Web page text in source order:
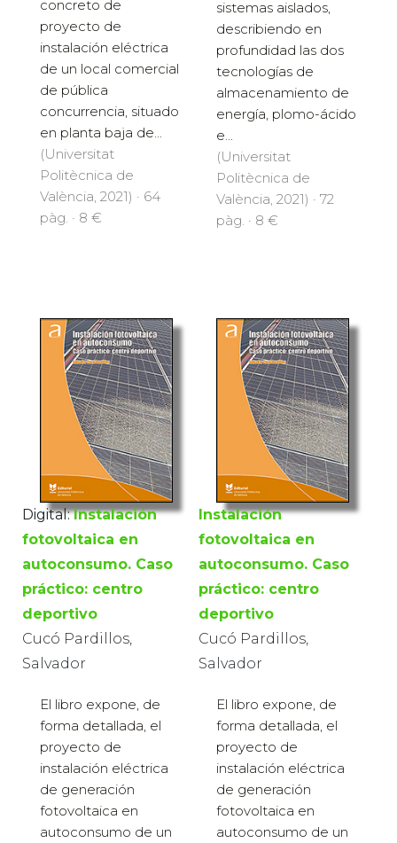
concreto de
proyecto de
instalación eléctrica
de un local comercial
de pública
concurrencia, situado
en planta baja de...
(Universitat
Politècnica de
València, 2021) · 64
pàg. · 8 €
sistemas aislados,
describiendo en
profundidad las dos
tecnologías de
almacenamiento de
energía, plomo-ácido
e...
(Universitat
Politècnica de
València, 2021) · 72
pàg. · 8 €
Digital: Instalación
fotovoltaica en
autoconsumo. Caso
práctico: centro
deportivo
Cucó Pardillos,
Salvador
El libro expone, de
forma detallada, el
proyecto de
instalación eléctrica
de generación
fotovoltaica en
autoconsumo de un
Instalación
fotovoltaica en
autoconsumo. Caso
práctico: centro
deportivo
Cucó Pardillos,
Salvador
El libro expone, de
forma detallada, el
proyecto de
instalación eléctrica
de generación
fotovoltaica en
autoconsumo de un